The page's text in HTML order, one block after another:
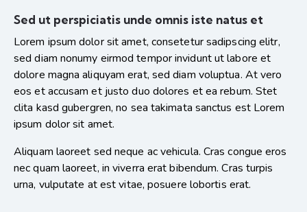
Sed ut perspiciatis unde omnis iste natus et
Lorem ipsum dolor sit amet, consetetur sadipscing elitr,
sed diam nonumy eirmod tempor invidunt ut labore et
dolore magna aliquyam erat, sed diam voluptua. At vero
eos et accusam et justo duo dolores et ea rebum. Stet
clita kasd gubergren, no sea takimata sanctus est Lorem
ipsum dolor sit amet.
Aliquam laoreet sed neque ac vehicula. Cras congue eros
nec quam laoreet, in viverra erat bibendum. Cras turpis
urna, vulputate at est vitae, posuere lobortis erat.